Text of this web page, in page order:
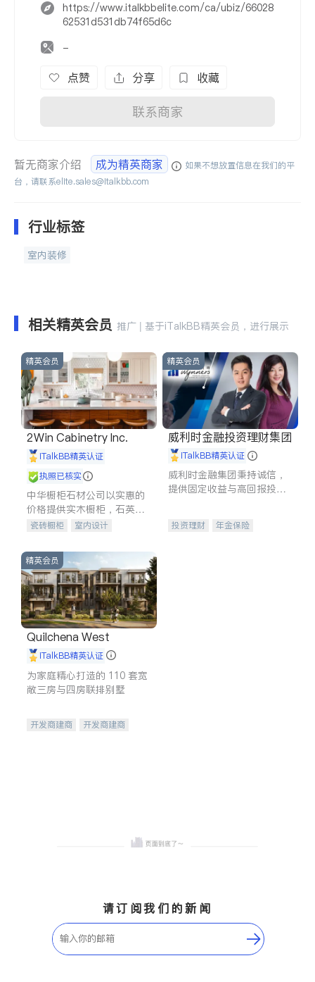
https://www.italkbbelite.com/ca/ubiz/66028
62531d531db74f65d6c
-
点赞 分享 收藏
联系商家
暂无商家介绍 成为精英商家
如果不想放置信息在我们的平
台，请联系elite.sales@italkbb.com
行业标签
室内装修
相关精英会员 推广 | 基于iTalkBB精英会员，进行展示
精英会员
2Win Cabinetry Inc.
iTalkBB精英认证
执照已核实
中华橱柜石材公司以实惠的
价格提供实木橱柜，石英石
台面，多种优质不锈钢水
质厨房，家的选择。
瓷砖橱柜
室内设计
室内装修
精英会员
威利时金融投资理财集团
iTalkBB精英认证
威利时金融集团秉持诚信，
提供固定收益与高回报投资
合，助力客户实现目标
投资理财
年金保险
精英会员
Quilchena West
iTalkBB精英认证
为家庭精心打造的 110 套宽
敞三房与四房联排别墅
开发商建商
开发商建商
请订阅我们的新闻